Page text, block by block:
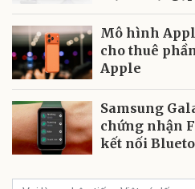
Mô hình
cho thuê
Apple
Samsung
chứng nhận
kết nối